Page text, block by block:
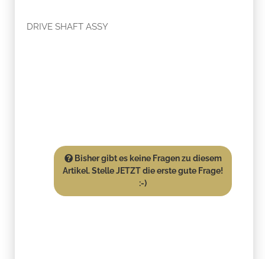
DRIVE SHAFT ASSY
Bisher gibt es keine Fragen zu diesem
Artikel. Stelle JETZT die erste gute Frage!
:-)